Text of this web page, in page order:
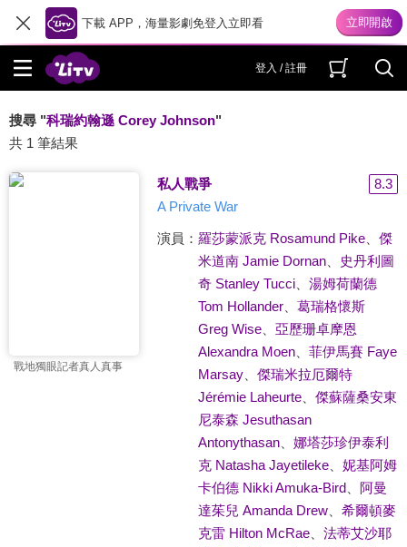
下載 APP，海量影劇免登入立即看
登入 / 註冊
搜尋 "科瑞約翰遜 Corey Johnson"
共 1 筆結果
戰地獨眼記者真人真事
私人戰爭
8.3
A Private War
演員： 羅莎蒙派克 Rosamund Pike、 傑
米道南 Jamie Dornan、
史丹利圖
奇 Stanley Tucci、 湯姆荷蘭德
Tom Hollander、 葛瑞格懷斯
Greg Wise、 亞歷珊卓摩恩
Alexandra Moen、 菲伊馬賽 Faye
Marsay、 傑瑞米拉厄爾特
Jérémie Laheurte、 傑蘇薩桑安東
尼泰森 Jesuthasan
Antonythasan、 娜塔莎珍伊泰利
克 Natasha Jayetileke、 妮基阿姆
卡伯德 Nikki Amuka-Bird、 阿曼
達茱兒 Amanda Drew、 希爾頓麥
克雷 Hilton McRae、 法蒂艾沙耶